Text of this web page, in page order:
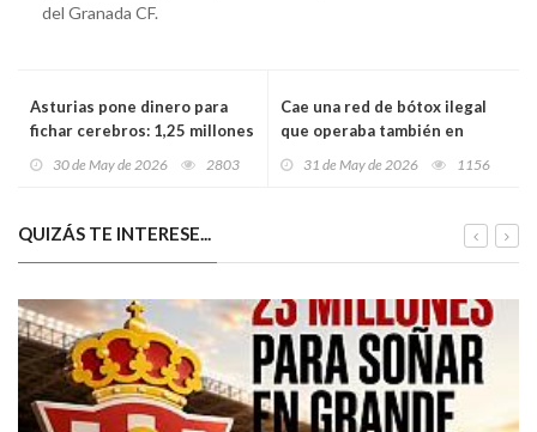
del Granada CF.
Asturias pone dinero para
fichar cerebros: 1,25 millones
las empresas y revolucionar
30 de May de 2026 2803
Cae una red de bótox ilegal
que operaba también en
10.000 dosis intervenidas y
31 de May de 2026 1156
QUIZÁS TE INTERESE...